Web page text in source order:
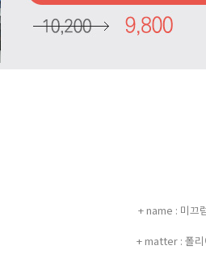
+ name : 미끄
+ matter : 폴